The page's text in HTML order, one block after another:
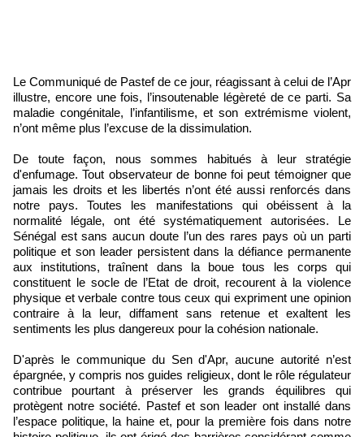
Le Communiqué de Pastef de ce jour, réagissant à celui de l’Apr
illustre, encore une fois, l’insoutenable légèreté de ce parti. Sa
maladie congénitale, l’infantilisme, et son extrémisme violent,
n’ont même plus l’excuse de la dissimulation.
De toute façon, nous sommes habitués à leur stratégie
d'enfumage. Tout observateur de bonne foi peut témoigner que
jamais les droits et les libertés n’ont été aussi renforcés dans
notre pays. Toutes les manifestations qui obéissent à la
normalité légale, ont été systématiquement autorisées. Le
Sénégal est sans aucun doute l’un des rares pays où un parti
politique et son leader persistent dans la défiance permanente
aux institutions, traînent dans la boue tous les corps qui
constituent le socle de l’Etat de droit, recourent à la violence
physique et verbale contre tous ceux qui expriment une opinion
contraire à la leur, diffament sans retenue et exaltent les
sentiments les plus dangereux pour la cohésion nationale.
D'après le communique du Sen d'Apr, aucune autorité n’est
épargnée, y compris nos guides religieux, dont le rôle régulateur
contribue pourtant à préserver les grands équilibres qui
protègent notre société. Pastef et son leader ont installé dans
l’espace politique, la haine et, pour la première fois dans notre